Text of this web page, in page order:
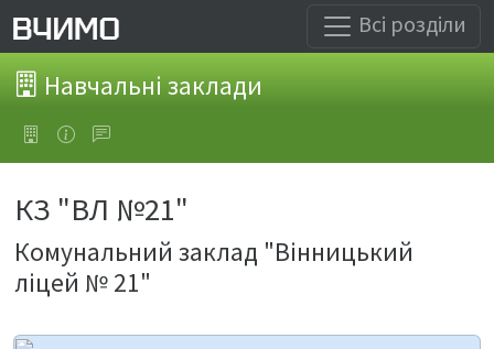
Всі розділи
Навчальні заклади
КЗ "ВЛ №21"
Комунальний заклад "Вінницький
ліцей № 21"